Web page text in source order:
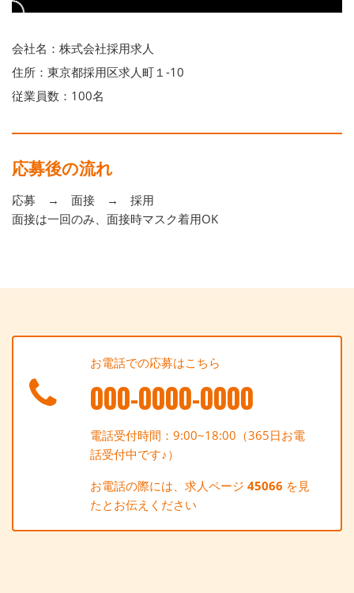
会社名：株式会社採用求人
住所：東京都採用区求人町１-10
従業員数：100名
応募後の流れ
応募 → 面接 → 採用
面接は一回のみ、面接時マスク着用OK
お電話での応募はこちら
000-0000-0000
電話受付時間：9:00~18:00（365日お電
話受付中です♪）
お電話の際には、求人ページ45066 を見
たとお伝えください